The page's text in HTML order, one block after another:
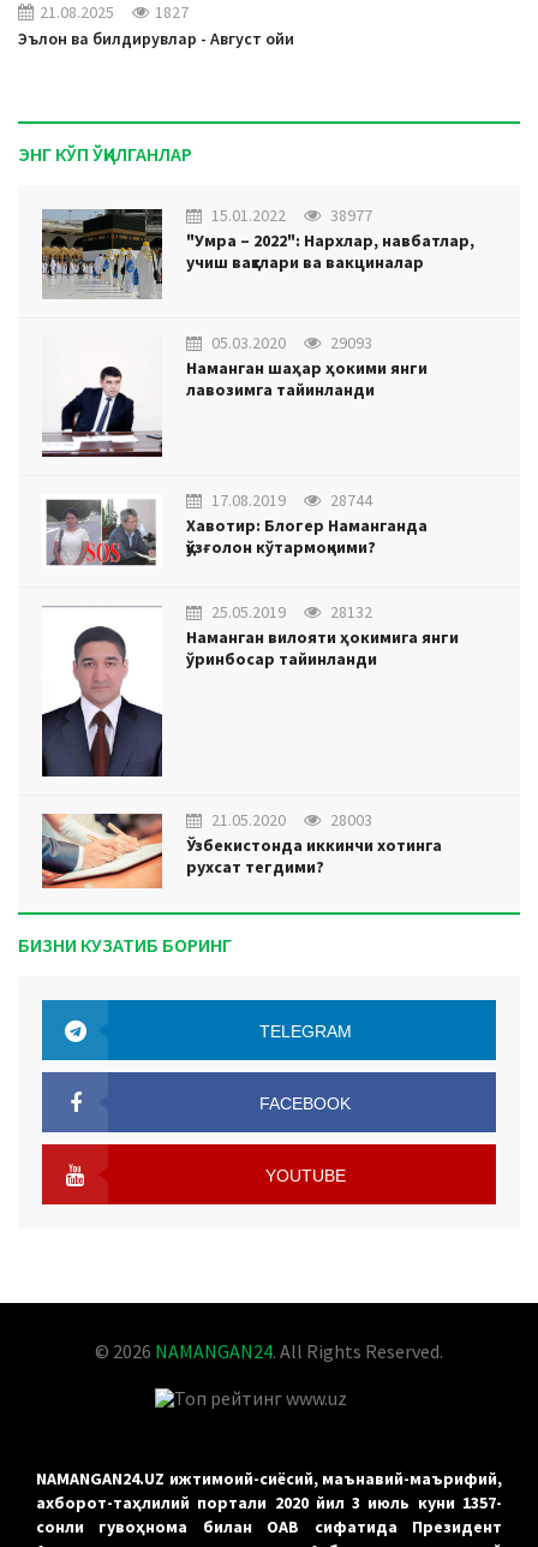
21.08.2025
1827
Эълон ва билдирувлар - Август ойи
ЭНГ КЎП ЎҚИЛГАНЛАР
15.01.2022
38977
"Умра – 2022": Нархлар, навбатлар,
учиш вақтлари ва вакциналар
05.03.2020
29093
Наманган шаҳар ҳокими янги
лавозимга тайинланди
17.08.2019
28744
Хавотир: Блогер Наманганда
қўзғолон кўтармоқчими?
25.05.2019
28132
Наманган вилояти ҳокимига янги
ўринбосар тайинланди
21.05.2020
28003
Ўзбекистонда иккинчи хотинга
рухсат тегдими?
БИЗНИ КУЗАТИБ БОРИНГ
TELEGRAM
FACEBOOK
YOUTUBE
© 2026 NAMANGAN24. All Rights Reserved.
NAMANGAN24.UZ ижтимоий-сиёсий, маънавий-маърифий,
ахборот-таҳлилий портали 2020 йил 3 июль куни 1357-
сонли гувоҳнома билан ОАВ сифатида Президент